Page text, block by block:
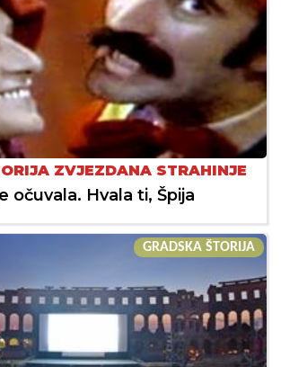
ZVJEZDANA STRAHINJE
očuvala. Hvala ti, Špija
GRADSKA ŠTORIJA